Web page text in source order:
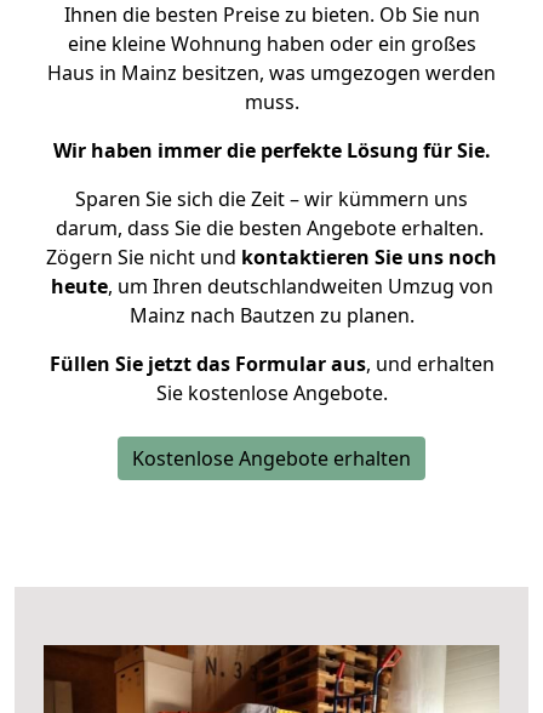
Ihnen die besten Preise zu bieten. Ob Sie nun
eine kleine Wohnung haben oder ein großes
Haus in Mainz besitzen, was umgezogen werden
muss.
Wir haben immer die perfekte Lösung für Sie.
Sparen Sie sich die Zeit – wir kümmern uns
darum, dass Sie die besten Angebote erhalten.
Zögern Sie nicht und kontaktieren Sie uns noch
heute, um Ihren deutschlandweiten Umzug von
Mainz nach Bautzen zu planen.
Füllen Sie jetzt das Formular aus, und erhalten
Sie kostenlose Angebote.
Kostenlose Angebote erhalten